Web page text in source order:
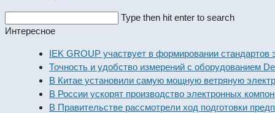
this
Type then hit enter to search
Интересное
IEK GROUP участвует в формировании стандартов
Точность и удобство измерений с оборудованием
В Китае установили самую мощную ветряную
В России ускорят производство электронных
В Правительстве рассмотрели ход подготовки